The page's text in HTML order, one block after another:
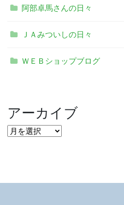
阿部卓馬さんの日々
ＪＡみついしの日々
ＷＥＢショップブログ
アーカイブ
ア